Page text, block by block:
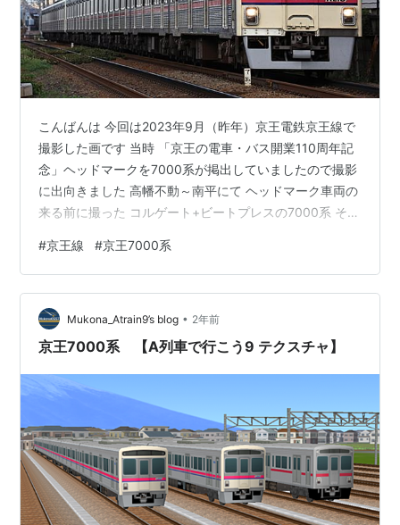
こんばんは 今回は2023年9月（昨年）京王電鉄京王線で
撮影した画です 当時 「京王の電車・バス開業110周年記
念」ヘッドマークを7000系が掲出していましたので撮影
に出向きました 高幡不動～南平にて ヘッドマーク車両の
来る前に撮った コルゲート+ビートプレスの7000系 そし
ヘッドマークを掲出してくれるのはうれしい！！ 京王は
味のあるヘッドマークや歴史あるヘッドマークを結構な
頻度で掲出させて走ってくれるのでなかなか面白いです
ね ちなみに2024年（今年）は東武東上線が開業110周年
を迎えていますね 東武8000系が開業100周年マーク…
#京王線 #京王7000系
Mukona_Atrain9’s blog • 2年前
京王7000系 【A列車で行こう9 テクスチャ】